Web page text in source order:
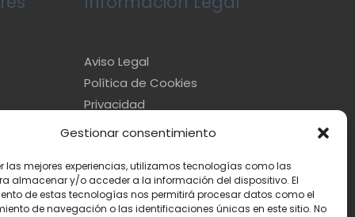
Gestionar consentimiento
las mejores experiencias, utilizamos tecnologías como las
almacenar y/o acceder a la información del dispositivo. El
de estas tecnologías nos permitirá procesar datos como el
de navegación o las identificaciones únicas en este sitio. No
Aviso Legal
Política de Cookies
Privacidad